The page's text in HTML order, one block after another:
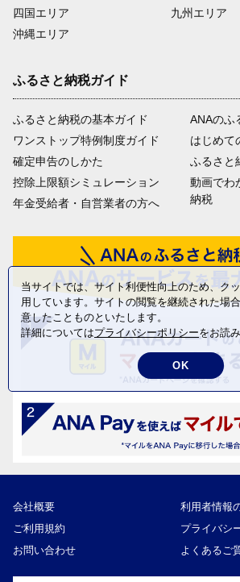
四国エリア
沖縄エリア
九州エリア
ふるさと納税ガイド
ふるさと納税の基本ガイド
ワンストップ特例制度ガイド
確定申告のしかた
控除上限額シミュレーション
年金受給者・自営業者の方へ
ANAのふ
はじめて
ふるさと
動画でわ
納税
会社概要
利用者情報
ご利用規約
プライバシ
お問い合わせ
よくあるご
当サイトでは、サイト利便性向上のため、ク
用しています。サイトの閲覧を継続された場
意したことものといたします。
詳細についてはプライバシーポリシーをお読
OK